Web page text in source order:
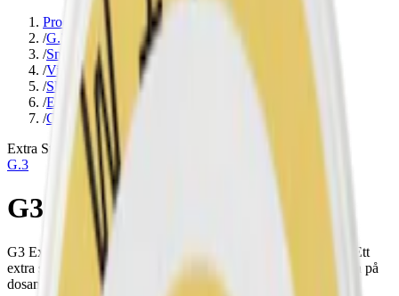
Produkter
/G.3
/Snus
/Vit Portion
/Slim
/Extra Stark
/Citrus
Extra Stark
G.3
G3 Extra Strong Slim
G3 Extra Strong Slim har smak av kraftig och kryddig tobak. Ett
extra starkt snus med 18 mg nikotin per prilla. OBS! Ny design på
dosan